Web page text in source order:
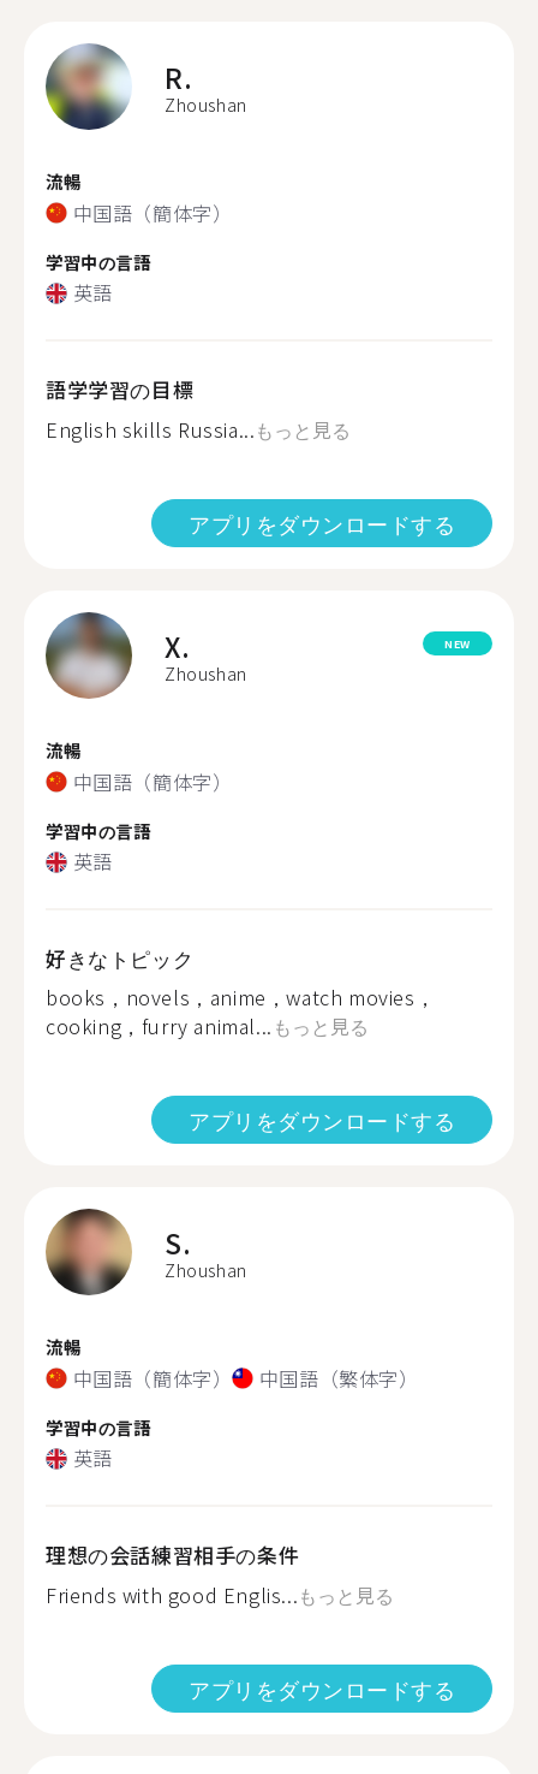
R.
Zhoushan
流暢
中国語（簡体字）
学習中の言語
英語
語学学習の目標
English skills Russia...もっと見る
アプリをダウンロードする
X.
Zhoushan
NEW
流暢
中国語（簡体字）
学習中の言語
英語
好きなトピック
books，novels，anime，watch movies，
cooking，furry animal... もっと見る
アプリをダウンロードする
S.
Zhoushan
流暢
中国語（簡体字） 中国語（繁体字）
学習中の言語
英語
理想の会話練習相手の条件
Friends with good Englis...もっと見る
アプリをダウンロードする